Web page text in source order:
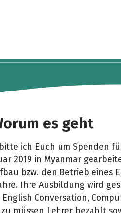
es geht
ich Euch um Spenden
2019 in Myanmar
bzw. den Betrieb eines
Ihre Ausbildung wird
Conversation,
müssen Lehrer bezahlt